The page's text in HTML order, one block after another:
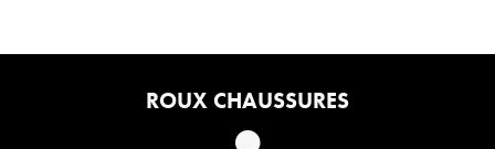
ROUX CHAUSSURES